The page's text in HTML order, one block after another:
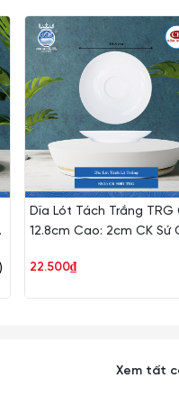
Dĩa Lót Tách Trắng TRG
12.8cm Cao: 2cm CK Sứ
22.500₫
Xem tất